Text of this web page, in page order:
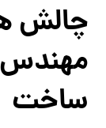
چالش‌
مهندس
ساخت